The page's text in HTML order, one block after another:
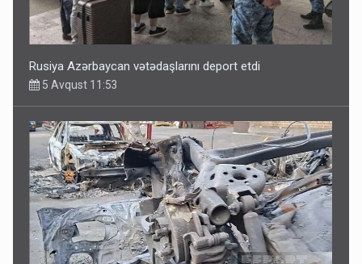
Rusiya Azərbaycan vətədaşlarını deport etdi
5 Avqust 11:53